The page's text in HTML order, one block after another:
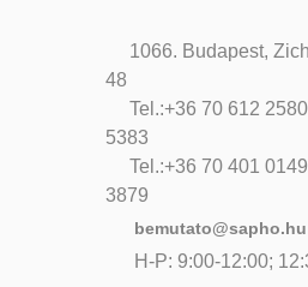
1066. Budapest,
48
Tel.:+36 70 612
5383
Tel.:+36 70 401
3879
bemutato@sapho.hu
H-P: 9:00-12:00;